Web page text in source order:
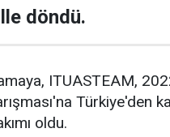
döndü.
ITUASTEAM,
Türkiye'den
oldu.